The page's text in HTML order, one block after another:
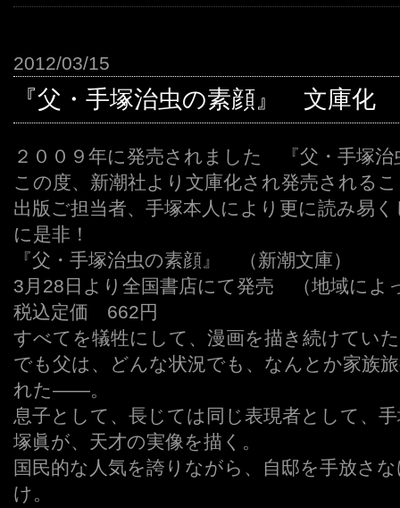
2012/03/15
『父・手塚治虫の素顔』 文庫化
２００９年に発売されました 『父・手塚
この度、新潮社より文庫化され発売される
出版ご担当者、手塚本人により更に読み易
に是非！
『父・手塚治虫の素顔』 （新潮文庫）
3月28日より全国書店にて発売 （地域によ
税込定価 662円
すべてを犠牲にして、漫画を描き続けてい
でも父は、どんな状況でも、なんとか家族
れた――。
息子として、長じては同じ表現者として、
塚眞が、天才の実像を描く。
国民的な人気を誇りながら、自邸を手放さ
け。